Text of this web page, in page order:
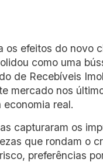
os efeitos do novo
como uma
de Recebíveis
mercado nos
real.
capturaram os
que rondam o
preferências